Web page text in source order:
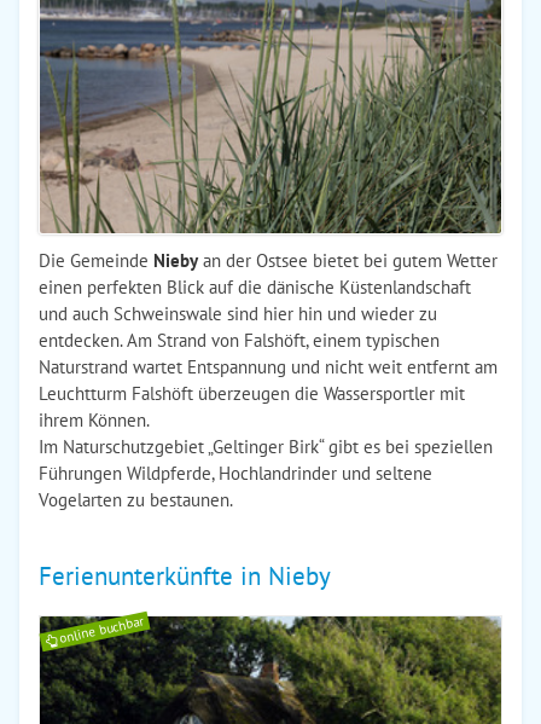
Die Gemeinde Niebyan der Ostsee bietet bei gutem Wetter
einen perfekten Blick auf die dänische Küstenlandschaft
und auch Schweinswale sind hier hin und wieder zu
entdecken. Am Strand von Falshöft, einem typischen
Naturstrand wartet Entspannung und nicht weit entfernt am
Leuchtturm Falshöft überzeugen die Wassersportler mit
ihrem Können.
Im Naturschutzgebiet „Geltinger Birk“ gibt es bei speziellen
Führungen Wildpferde, Hochlandrinder und seltene
Vogelarten zu bestaunen.
Ferienunterkünfte in Nieby
online buchbar